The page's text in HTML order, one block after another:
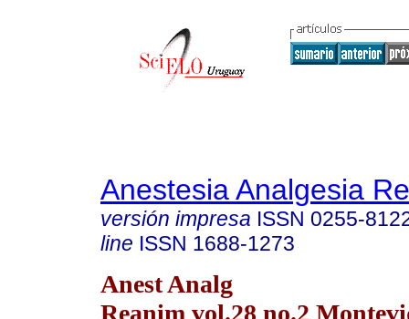
Anestesia Analgesia
versión impresa ISSN 0255-
line ISSN 1688-1273
Anest Analg
Reanim vol.28 no.2